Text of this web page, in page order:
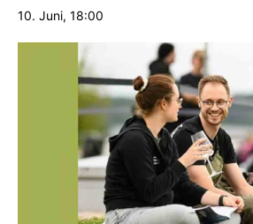
10. Juni, 18:00